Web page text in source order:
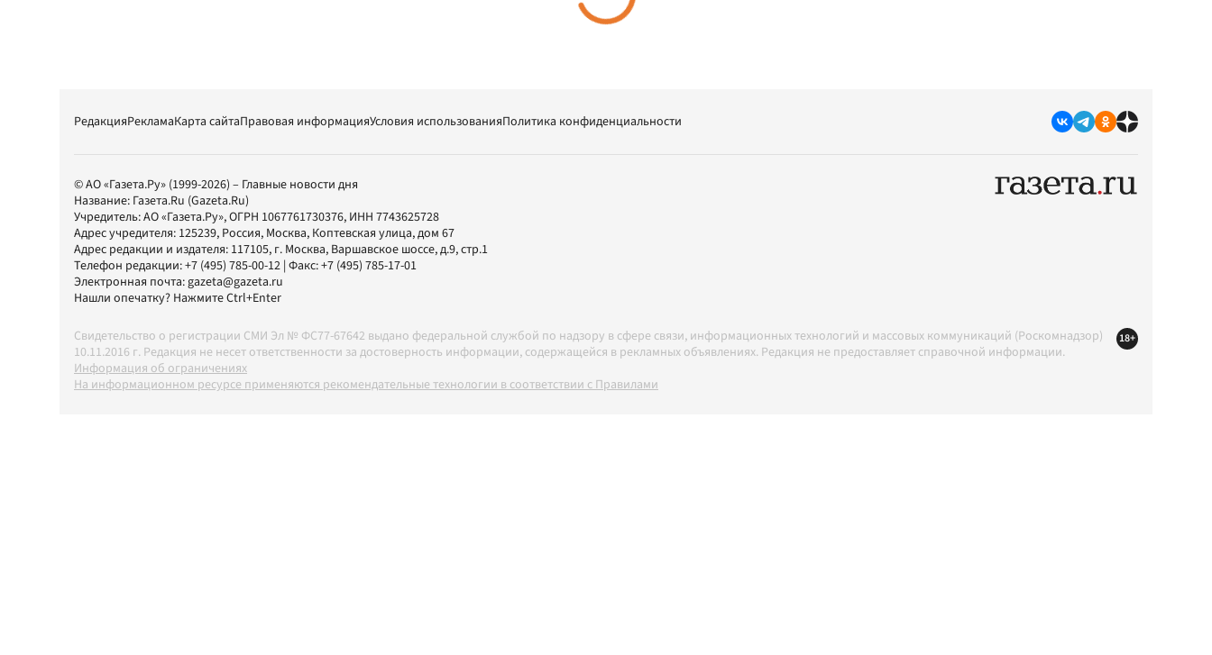
РедакцияРекламаКарта сайтаПравовая информацияУсловия использованияПолитика конфиденциальности
© АО «Газета.Ру» (1999-2026) – Главные новости дня
Название: Газета.Ru (Gazeta.Ru)
Учредитель:АО «Газета.Ру», ОГРН 1067761730376, ИНН 7743625728
Адрес учредителя: 125239, Россия, Москва, Коптевская улица, дом 67
Адрес редакции и издателя: 117105, г. Москва, Варшавское шоссе, д.9, стр.1
Телефон редакции:+7 (495) 785-00-12 | Факс:+7 (495) 785-17-01
Электронная почта:gazeta@gazeta.ru
Нашли опечатку? Нажмите Ctrl+Enter
Свидетельство о регистрации СМИ Эл № ФС77-67642 выдано федеральной службой по надзору в сфере связи, информационных технологий и массовых коммуникаций (Роскомнадзор)
10.11.2016 г. Редакция не несет ответственности за достоверность информации, содержащейся в рекламных объявлениях. Редакция не предоставляет справочной информации.
Информация об ограничениях
На информационном ресурсе применяются рекомендательные технологии в соответствии с Правилами
18+